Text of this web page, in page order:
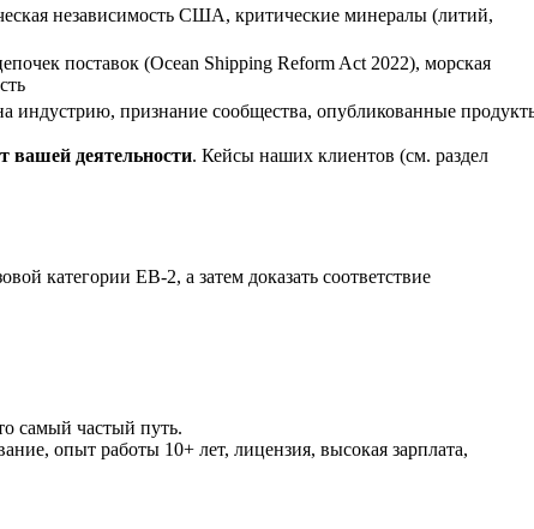
независимость США, критические минералы (литий,
поставок (Ocean Shipping Reform Act 2022), морская
индустрию, признание сообщества, опубликованные проду
вашей деятельности. Кейсы наших клиентов (см. раздел
категории EB-2, а затем доказать соответствие
самый частый путь.
опыт работы 10+ лет, лицензия, высокая зарплата,